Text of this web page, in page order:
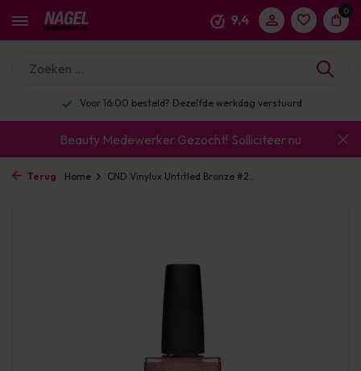
9,4
0
Voor 16:00 besteld? Dezelfde werkdag verstuurd
Beauty Medewerker Gezocht! Solliciteer nu
Terug Home CND Vinylux Untitled Bronze #2...